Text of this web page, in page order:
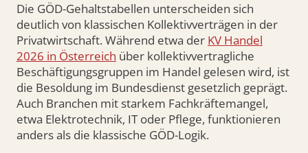
Die GÖD-Gehaltstabellen unterscheiden sich
deutlich von klassischen Kollektivverträgen in der
Privatwirtschaft. Während etwa der KV Handel
2026 in Österreich über kollektivvertragliche
Beschäftigungsgruppen im Handel gelesen wird, ist
die Besoldung im Bundesdienst gesetzlich geprägt.
Auch Branchen mit starkem Fachkräftemangel,
etwa Elektrotechnik, IT oder Pflege, funktionieren
anders als die klassische GÖD-Logik.